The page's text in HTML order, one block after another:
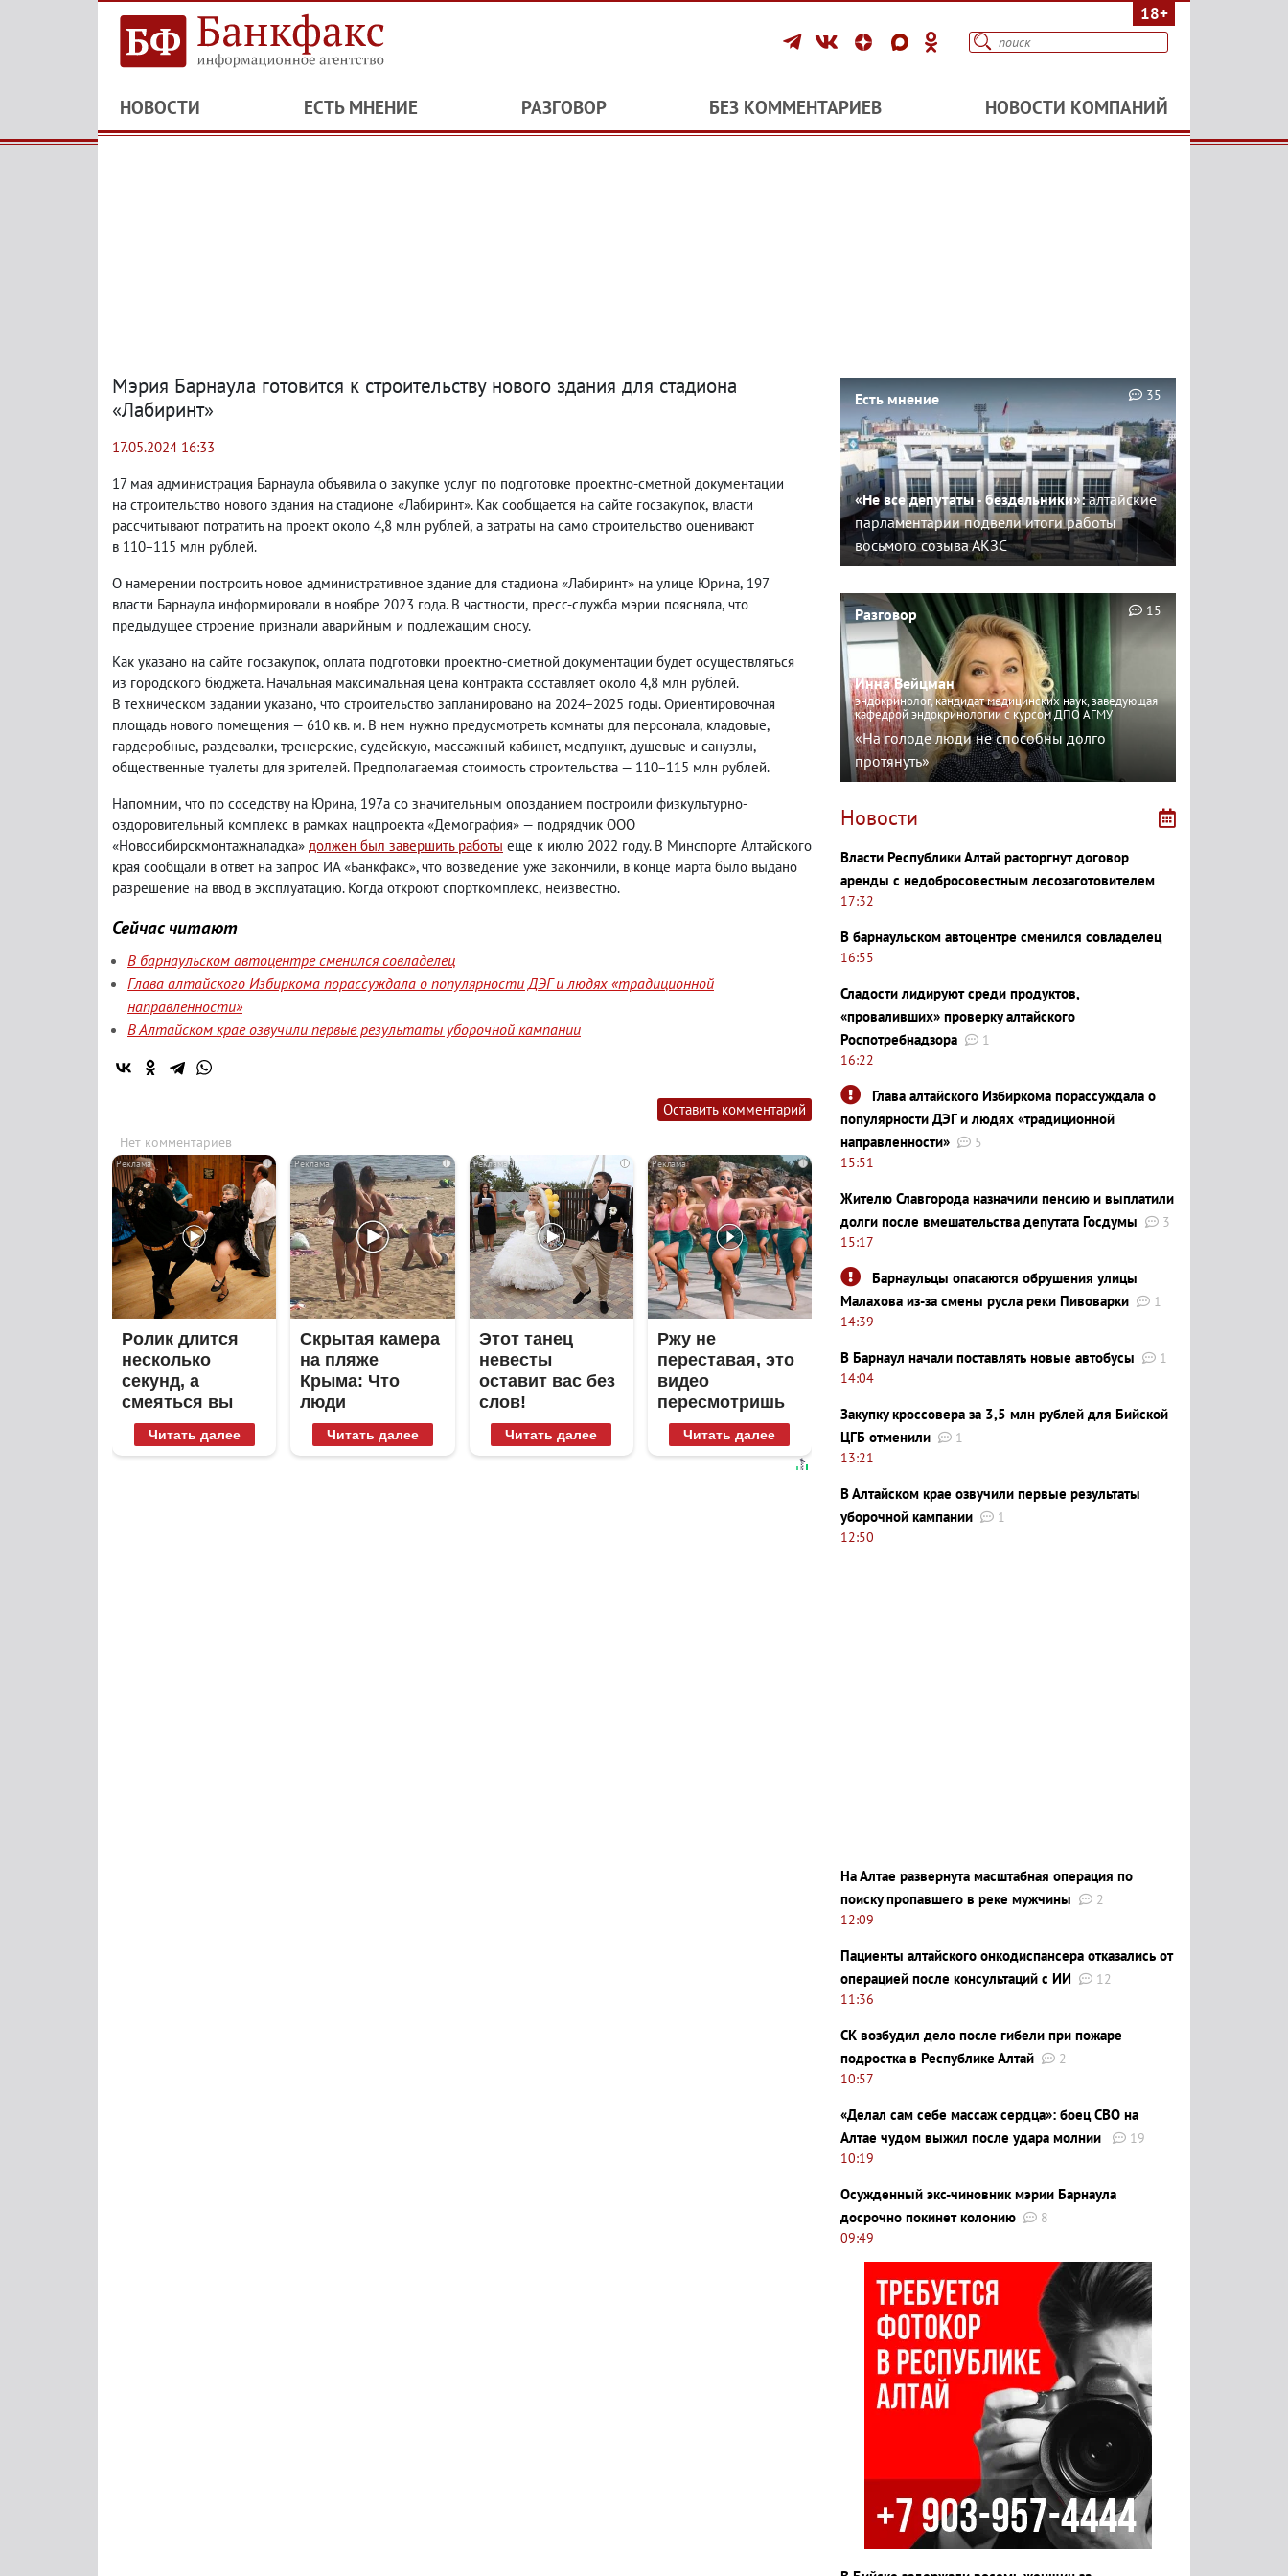
18+
НОВОСТИ ЕСТЬ МНЕНИЕ РАЗГОВОР БЕЗ КОММЕНТАРИЕВ НОВОСТИ КОМПАНИЙ
Мэрия Барнаула готовится к строительству нового здания для стадиона
«Лабиринт»
17.05.2024 16:33
17 мая администрация Барнаула объявила о закупке услуг по подготовке проектно-сметной документации
на строительство нового здания на стадионе «Лабиринт». Как сообщается на сайте госзакупок, власти
рассчитывают потратить на проект около 4,8 млн рублей, а затраты на само строительство оценивают
в 110−115 млн рублей.
О намерении построить новое административное здание для стадиона «Лабиринт» на улице Юрина, 197
власти Барнаула информировали в ноябре 2023 года. В частности, пресс-служба мэрии поясняла, что
предыдущее строение признали аварийным и подлежащим сносу.
Как указано на сайте госзакупок, оплата подготовки проектно-сметной документации будет осуществляться
из городского бюджета. Начальная максимальная цена контракта составляет около 4,8 млн рублей.
В техническом задании указано, что строительство запланировано на 2024−2025 годы. Ориентировочная
площадь нового помещения — 610 кв. м. В нем нужно предусмотреть комнаты для персонала, кладовые,
гардеробные, раздевалки, тренерские, судейскую, массажный кабинет, медпункт, душевые и санузлы,
общественные туалеты для зрителей. Предполагаемая стоимость строительства — 110−115 млн рублей.
Напомним, что по соседству на Юрина, 197а со значительным опозданием построили физкультурно-
оздоровительный комплекс в рамках нацпроекта «Демография» — подрядчик ООО
«Новосибирскмонтажналадка» должен был завершить работы еще к июлю 2022 году. В Минспорте Алтайского
края сообщали в ответ на запрос ИА «Банкфакс», что возведение уже закончили, в конце марта было выдано
разрешение на ввод в эксплуатацию. Когда откроют спорткомплекс, неизвестно.
Сейчас читают
В барнаульском автоцентре сменился совладелец
Глава алтайского Избиркома порассуждала о популярности ДЭГ и людях «традиционной
направленности»
В Алтайском крае озвучили первые результаты уборочной кампании
Оставить комментарий
Нет комментариев
i
Ролик длится
несколько
секунд, а
смеяться вы
будете долго
Читать далее
i
Скрытая камера
на пляже
Крыма: Что
люди
вытворяют,
когда их не
Читать далее
i
Этот танец
невесты
оставит вас без
слов!
Пересмотрела
10 раз
Читать далее
i
Ржу не
переставая, это
видео
пересмотришь
не раз
Читать далее
Есть мнение
«Не все депутаты - бездельники»:алтайские
парламентарии подвели итоги работы
восьмого созыва АКЗС
35
Разговор
Инна Вейцман
эндокринолог, кандидат медицинских наук, заведующая
кафедрой эндокринологии с курсом ДПО АГМУ
«На голоде люди не способны долго
протянуть»
15
Новости
Власти Республики Алтай расторгнут договор
аренды с недобросовестным лесозаготовителем
17:32
В барнаульском автоцентре сменился совладелец
16:55
Сладости лидируют среди продуктов,
«проваливших» проверку алтайского
Роспотребнадзора
1
16:22
Глава алтайского Избиркома порассуждала о
популярности ДЭГ и людях «традиционной
направленности»
5
15:51
Жителю Славгорода назначили пенсию и выплатили
долги после вмешательства депутата Госдумы
3
15:17
Барнаульцы опасаются обрушения улицы
Малахова из-за смены русла реки Пивоварки
1
14:39
В Барнаул начали поставлять новые автобусы
1
14:04
Закупку кроссовера за 3,5 млн рублей для Бийской
ЦГБ отменили
1
13:21
В Алтайском крае озвучили первые результаты
уборочной кампании
1
12:50
На Алтае развернута масштабная операция по
поиску пропавшего в реке мужчины
2
12:09
Пациенты алтайского онкодиспансера отказались от
операцией после консультаций с ИИ
12
11:36
СК возбудил дело после гибели при пожаре
подростка в Республике Алтай
2
10:57
«Делал сам себе массаж сердца»: боец СВО на
Алтае чудом выжил после удара молнии
19
10:19
Осужденный экс-чиновник мэрии Барнаула
досрочно покинет колонию
8
09:49